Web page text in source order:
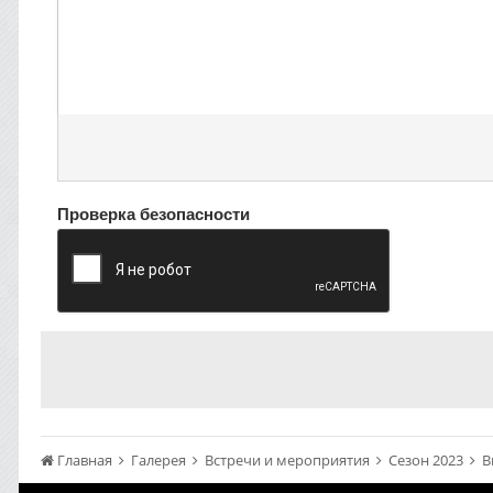
Проверка безопасности
Главная Галерея Встречи и мероприятия Сезон 2023